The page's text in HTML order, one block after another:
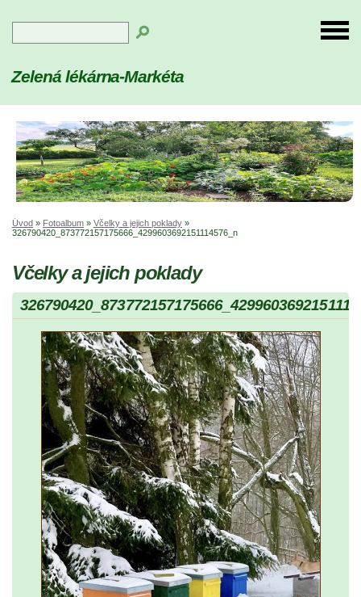
Zelená lékárna-Markéta
Úvod » Fotoalbum » Včelky a jejich poklady »
326790420_873772157175666_4299603692151114576_n
Včelky a jejich poklady